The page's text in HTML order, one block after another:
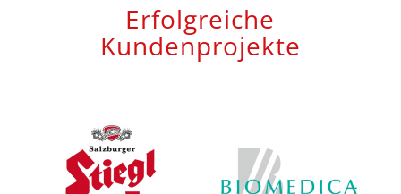
Erfolgreiche
Kundenprojekte